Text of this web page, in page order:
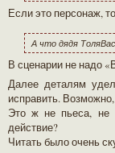
Если это персонаж,
А что дядя
В сценарии не надо
Далее деталям
исправить.
Это ж не пьеса, не
действие?
Читать было очень